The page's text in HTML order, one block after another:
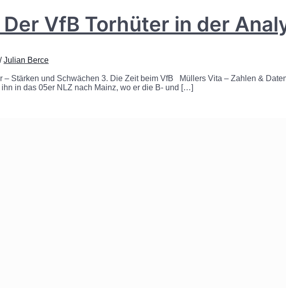
VfB Torhüter in der
/Julian Berce
– Stärken und Schwächen 3. Die Zeit beim VfB Müllers Vita – Zahlen &
in das 05er NLZ nach Mainz, wo er die B- und […]